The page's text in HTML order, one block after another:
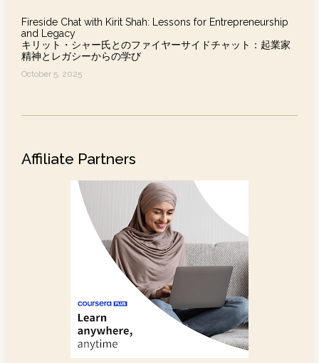
Fireside Chat with Kirit Shah: Lessons for Entrepreneurship
and Legacy
キリット・シャー氏とのファイヤーサイドチャット：起業家
精神とレガシーからの学び
October 5, 2025
Affiliate Partners